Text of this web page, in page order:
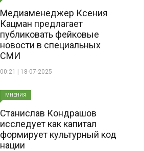
Медиаменеджер Ксения
Кацман предлагает
публиковать фейковые
новости в специальных
СМИ
00:21 | 18-07-2025
МНЕНИЯ
Станислав Кондрашов
исследует как капитал
формирует культурный код
нации